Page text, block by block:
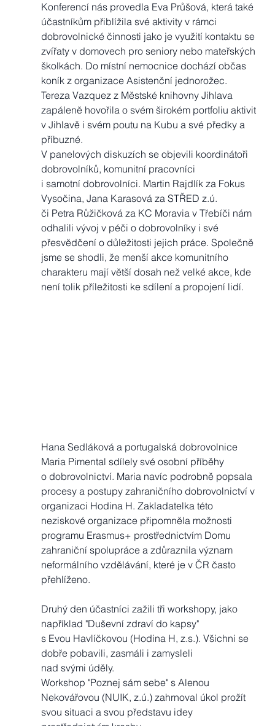
Konferencí nás provedla Eva Průšová, která také
účastníkům přiblížila své aktivity v rámci
dobrovolnické činnosti jako je využití kontaktu se
zvířaty v domovech pro seniory nebo mateřských
školkách. Do místní nemocnice dochází občas
koník z organizace Asistenční jednorožec.
Tereza Vazquez z Městské knihovny Jihlava
zapáleně hovořila o svém širokém portfoliu aktivit
v Jihlavě i svém poutu na Kubu a své předky a
příbuzné.
V panelových diskuzích se objevili koordinátoři
dobrovolníků, komunitní pracovníci
i samotní dobrovolníci. Martin Rajdlík za Fokus
Vysočina, Jana Karasová za STŘED z.ú.
či Petra Růžičková za KC Moravia v Třebíči nám
odhalili vývoj v péči o dobrovolníky i své
přesvědčení o důležitosti jejich práce. Společně
jsme se shodli, že menší akce komunitního
charakteru mají větší dosah než velké akce, kde
není tolik příležitosti ke sdílení a propojení lidí.
Hana Sedláková a portugalská dobrovolnice
Maria Pimental sdílely své osobní příběhy
o dobrovolnictví. Maria navíc podrobně popsala
procesy a postupy zahraničního dobrovolnictví v
organizaci Hodina H. Zakladatelka této
neziskové organizace připomněla možnosti
programu Erasmus+ prostřednictvím Domu
zahraniční spolupráce a zdůraznila význam
neformálního vzdělávání, které je v ČR často
přehlíženo.
Druhý den účastníci zažili tři workshopy, jako
například "Duševní zdraví do kapsy"
s Evou Havlíčkovou (Hodina H, z.s.). Všichni se
dobře pobavili, zasmáli i zamysleli
nad svými úděly.
Workshop "Poznej sám sebe" s Alenou
Nekovářovou (NUIK, z.ú.) zahrnoval úkol prožít
svou situaci a svou představu idey